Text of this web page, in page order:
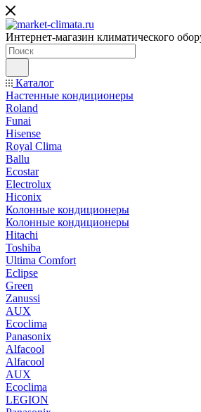
Интернет-магазин климатического
Каталог
Настенные кондиционеры
Roland
Funai
Hisense
Royal Clima
Ballu
Ecostar
Electrolux
Hiconix
Колонные кондиционеры
Колонные кондиционеры
Hitachi
Toshiba
Ultima Comfort
Eclipse
Green
Zanussi
AUX
Ecoclima
Panasonix
Alfacool
Alfacool
AUX
Ecoclima
LEGION